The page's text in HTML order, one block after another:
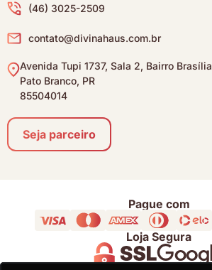
(46) 3025-2509
contato@divinahaus.com.br
Avenida Tupi 1737, Sala 2, Bairro Brasília
Pato Branco, PR
85504014
Seja parceiro
Pague com
Loja Segura